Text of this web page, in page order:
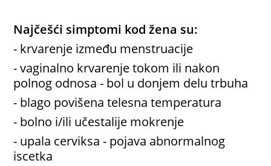
Najčešći simptomi kod žena su:
- krvarenje između menstruacije
- vaginalno krvarenje tokom ili nakon
polnog odnosa - bol u donjem delu trbuha
- blago povišena telesna temperatura
- bolno i/ili učestalije mokrenje
- upala cerviksa - pojava abnormalnog
iscetka